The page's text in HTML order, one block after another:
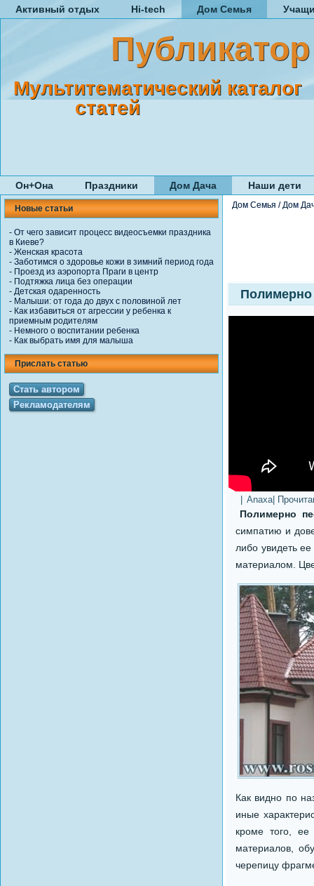
Активный отдых Hi-tech Дом Семья
Публикатор
Мультитематический каталог
статей
Он+Она Праздники Дом Дача Наши дети
Новые статьи
- От чего зависит процесс видеосъемки праздника
в Киеве?
- Женская красота
- Заботимся о здоровье кожи в зимний период года
- Проезд из аэропорта Праги в центр
- Подтяжка лица без операции
- Детская одаренность
- Малыши: от года до двух с половиной лет
- Как избавиться от агрессии у ребенка к
приемным родителям
- Немного о воспитании ребенка
- Как выбрать имя для малыша
Прислать статью
Стать автором
Рекламодателям
Дом Семья /Дом
Полимерно
Anaxa|
Полимерно
симпатию и
либо увидеть
материалом.
Как видно по
иные
кроме того, ее
материалов,
черепицу